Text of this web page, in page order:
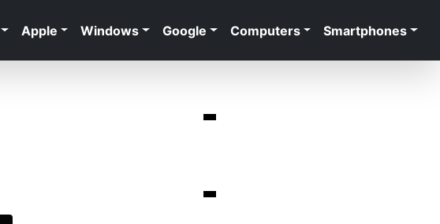
Apple Windows Google Computers Smartphones